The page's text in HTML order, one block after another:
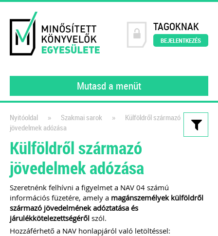
TAGOKNAK
BEJELENTKEZÉS
Mutasd a menüt
Webáruházak és e-
kereskedelem működése a
gyakorlatban
Webshop üzemeltetőknek és
könyvelőknek
2021.
Nyitóoldal » Szakmai sarok »
Külföldről származó
jövedelmek adózása
Külföldről származó
jövedelmek adózása
Szeretnénk felhívni a figyelmet a NAV 04 számú
információs füzetére, amely a magánszemélyek külföldről
származó jövedelmének adóztatása és
járulékkötelezettségéről szól.
Hozzáférhető a NAV honlapjáról való letöltéssel: